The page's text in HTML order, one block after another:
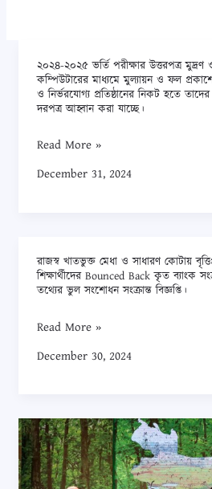
২০২৪-২০২৫ ভর্তি পরীক্ষার উত্তরপত্র
কম্পিউটারের মাধ্যমে মুল্যায়ন ও ফল
ও নির্ভরযোগ্য প্রতিষ্ঠানের নিকট হতে
দরপত্র আহ্বান করা যাচ্ছে।
২০২৪-২০২৫
ভর্তি
পরীক্ষার
মুদ্রণ
ও
মাধ্যমে
মুল্যায়ন
ফল
প্রকাশের
অভিজ্ঞ
ও
নির্ভরযোগ্য
প্রতিষ্ঠানের
Read More »
December 31, 2024
রাজস্ব খাতভুক্ত মেধা ও সাধারণ কোটায়
শিক্ষার্থীদের Bounced Back কৃত ব্যাংক
তথ্যের ভুল সংশোধন সংক্রান্ত বিজ্ঞপ্তি।
রাজস্ব
খাতভুক্ত
ও
সাধারণ
উপবৃত্তিপ্রাপ্ত
শিক্ষার্থীদের
Bounced
Back
Read More »
December 30, 2024
প্রকৃতি
সংরক্ষণ
পদক